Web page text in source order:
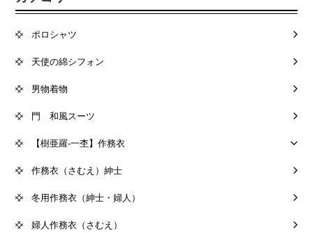
ポロシャツ
天使の綿シフォン
男物着物
門 和風スーツ
【樹亜羅-一杢】作務衣
作務衣（さむえ）紳士
冬用作務衣（紳士・婦人）
婦人作務衣（さむえ）